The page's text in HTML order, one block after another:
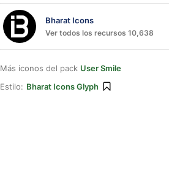
Bharat Icons
Ver todos los recursos 10,638
Más iconos del pack User Smile
Estilo: Bharat Icons Glyph